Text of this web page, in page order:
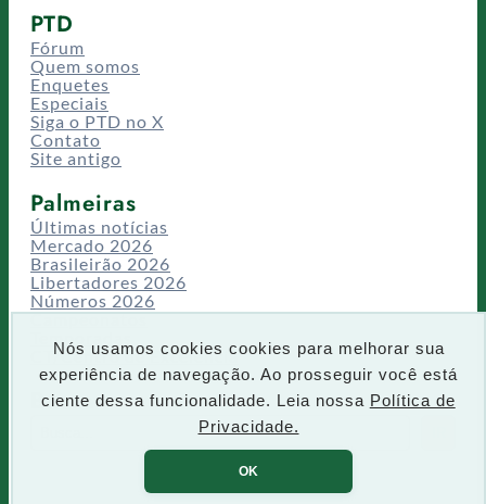
Nós usamos cookies cookies para melhorar sua
experiência de navegação. Ao prosseguir você está
ciente dessa funcionalidade. Leia nossa Política de
Privacidade.
OK
PTD
Fórum
Quem somos
Enquetes
Especiais
Siga o PTD no X
Contato
Site antigo
Palmeiras
Últimas notícias
Mercado 2026
Brasileirão 2026
Libertadores 2026
Números 2026
Campeonatos
CT/Centro de Excelência
Busca
P
e
q
u